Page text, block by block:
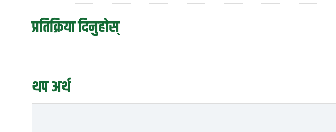
प्रतिक्रिया दिनुहोस्
थप अर्थ